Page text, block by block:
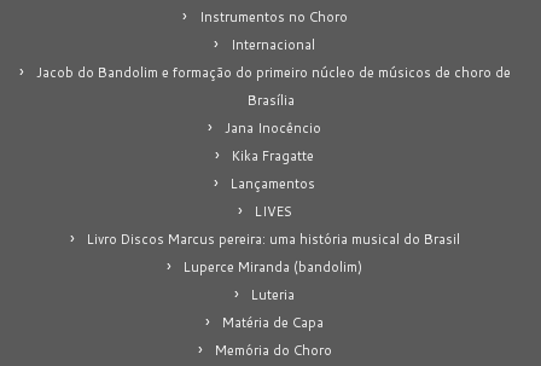
Instrumentos no Choro
Internacional
Jacob do Bandolim e formação do primeiro núcleo de músicos de choro de
Brasília
Jana Inocêncio
Kika Fragatte
Lançamentos
LIVES
Livro Discos Marcus pereira: uma história musical do Brasil
Luperce Miranda (bandolim)
Luteria
Matéria de Capa
Memória do Choro